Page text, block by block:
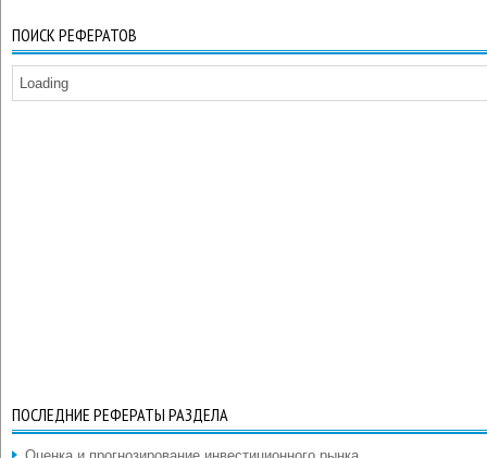
ПОИСК РЕФЕРАТОВ
Loading
ПОСЛЕДНИЕ РЕФЕРАТЫ РАЗДЕЛА